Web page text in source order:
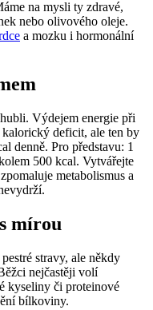
na mysli ty zdravé,
nebo olivového oleje.
a mozku i hormonální
Výdejem energie při
deficit, ale ten by
denně. Pro představu: 1
500 kcal. Vytvářejte
metabolismus a
mírou
stravy, ale někdy
nejčastěji volí
kyseliny či proteinové
bílkoviny.